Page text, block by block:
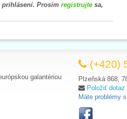
prihlásení. Prosím registrujtesa,
galantériou
(+420)
Plzeňská 868,
Položiť dotaz
Máte problémy